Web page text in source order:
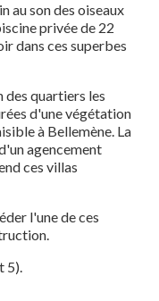
au son des oiseaux
privée de 22
dans ces superbes
des quartiers les
d'une végétation
à Bellemène. La
agencement
ces villas
l'une de ces
5).